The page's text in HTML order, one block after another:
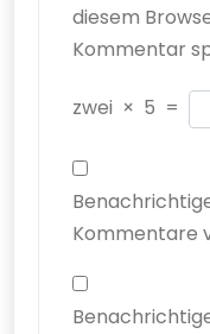
diesem
Kommentar
zwei × 5 =
Kommentare